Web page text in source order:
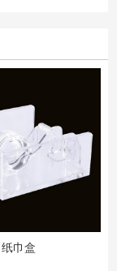
纸巾盒